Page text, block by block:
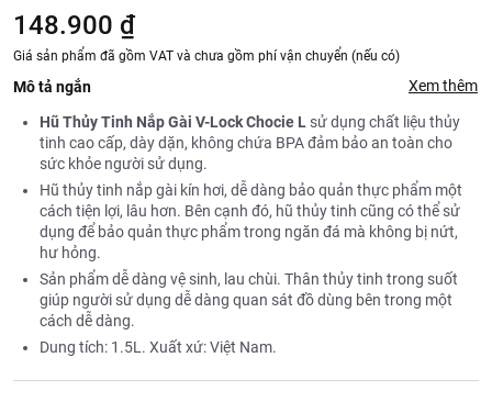
148.900 ₫
Giá sản phẩm đã gồm VAT và chưa gồm phí vận chuyển (nếu có)
Mô tả ngắn Xem thêm
Hũ Thủy Tinh Nắp Gài V-Lock Chocie L sử dụng chất liệu thủy
tinh cao cấp, dày dặn, không chứa BPA đảm bảo an toàn cho
sức khỏe người sử dụng.
Hũ thủy tinh nắp gài kín hơi, dễ dàng bảo quản thực phẩm một
cách tiện lợi, lâu hơn. Bên cạnh đó, hũ thủy tinh cũng có thể sử
dụng để bảo quản thực phẩm trong ngăn đá mà không bị nứt,
hư hỏng.
Sản phẩm dễ dàng vệ sinh, lau chùi. Thân thủy tinh trong suốt
giúp người sử dụng dễ dàng quan sát đồ dùng bên trong một
cách dễ dàng.
Dung tích: 1.5L. Xuất xứ: Việt Nam.